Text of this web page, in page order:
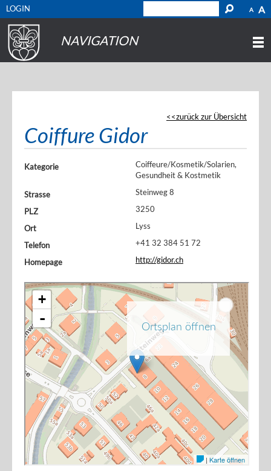
A A
LOGIN
NAVIGATION
zurück zur Übersicht
Coiffure Gidor
Kategorie
Coiffeure/Kosmetik/Solarien,
Gesundheit & Kostmetik
Strasse
Steinweg 8
PLZ
3250
Ort
Lyss
Telefon
+41 32 384 51 72
Homepage
http://gidor.ch